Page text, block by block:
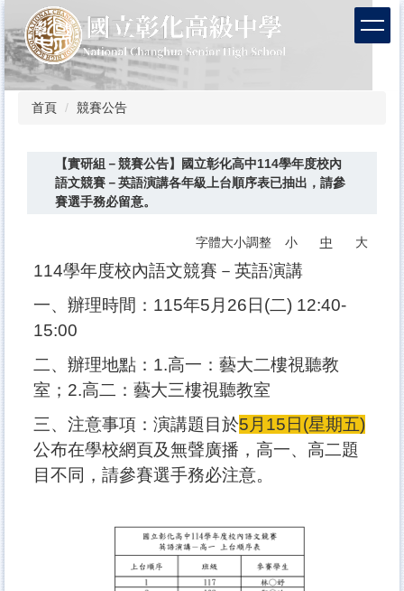
到
主
要
內
首頁 競賽公告
【實研組－競賽公告】國立彰化高中114學年度校內
語文競賽－英語演講各年級上台順序表已抽出，請參
賽選手務必留意。
字體大小調整 小 中 大
114學年度校內語文競賽－英語演講
一、辦理時間：115年5月26日(二) 12:40-
15:00
二、辦理地點：1.高一：藝大二樓視聽教
室；2.高二：藝大三樓視聽教室
三、注意事項：演講題目於5月15日(星期五)
公布在學校網頁及無聲廣播，高一、高二題
目不同，請參賽選手務必注意。